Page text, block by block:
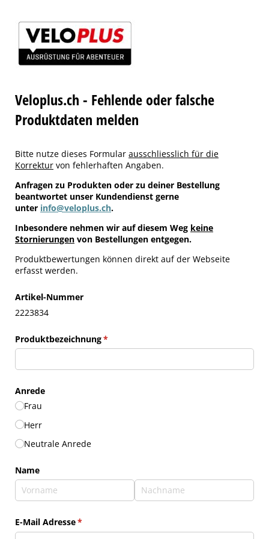
Veloplus.ch - Fehlende oder falsche
Produktdaten melden
Bitte nutze dieses Formular ausschliesslich für die
Korrektur von fehlerhaften Angaben.
Anfragen zu Produkten oder zu deiner Bestellung
beantwortet unser Kundendienst gerne
unter info@veloplus.ch.
Inbesondere nehmen wir auf diesem Weg keine
Stornierungen von Bestellungen entgegen.
Produktbewertungen können direkt auf der Webseite
erfasst werden.
Artikel-Nummer
2223834
Produktbezeichnung*
(erforderlich)
Anrede
Frau
Herr
Neutrale Anrede
Name
E-Mail Adresse*
(erforderlich)